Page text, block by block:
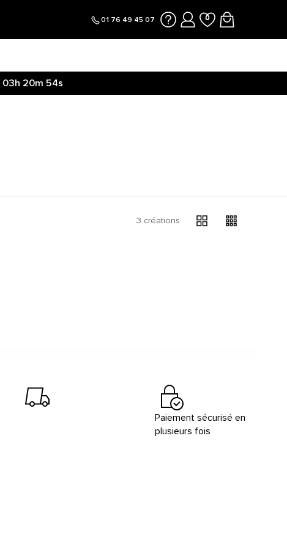
01 76 49 45 07
03h 20m 53s
3 créations
Paiement sécurisé en
plusieurs fois